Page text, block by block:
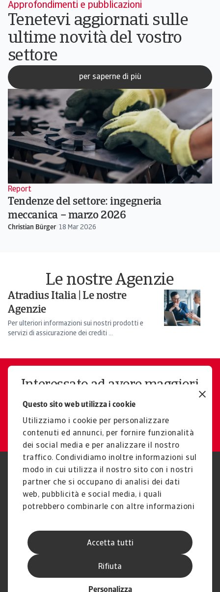
Questo sito web utilizza i cookie
Utilizziamo i cookie per personalizzare
contenuti ed annunci, per fornire funzionalità
dei social media e per analizzare il nostro
traffico. Condividiamo inoltre informazioni sul
modo in cui utilizza il nostro sito con i nostri
partner che si occupano di analisi dei dati
web, pubblicità e social media, i quali
potrebbero combinarle con altre informazioni
suo utilizzo dei loro servizi.
Accetta tutti
Personalizza
Rifiuta
Approfondimenti e pubblicazioni
Tenetevi aggiornati sulle
ultime novità del vostro
settore
per saperne di più
Report
Tendenze del settore: ingegneria
meccanica – marzo 2026
Christian Bürger/ 18 Mar 2026
Le nostre Agenzie
Atradius Italia | Le nostre
Agenzie
Per ulteriori informazioni sui nostri prodotti e
servizi di assicurazione dei crediti ...
Interessato ad avere maggiori
informazioni?
Contattaci
Nota Legale
Privacy
Cookies
Phishing e Sicurezza
informatica
Disclaimer
GDPR
Atradius Information Services